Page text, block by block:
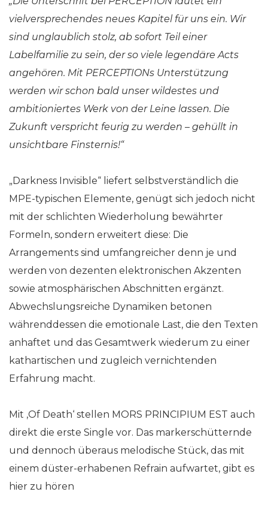
vielversprechendes neues Kapitel für uns ein. Wir
sind unglaublich stolz, ab sofort Teil einer
Labelfamilie zu sein, der so viele legendäre Acts
angehören. Mit PERCEPTIONs Unterstützung
werden wir schon bald unser wildestes und
ambitioniertes Werk von der Leine lassen. Die
Zukunft verspricht feurig zu werden – gehüllt in
unsichtbare Finsternis!“
„Darkness Invisible“ liefert selbstverständlich die
MPE-typischen Elemente, genügt sich jedoch nicht
mit der schlichten Wiederholung bewährter
Formeln, sondern erweitert diese: Die
Arrangements sind umfangreicher denn je und
werden von dezenten elektronischen Akzenten
sowie atmosphärischen Abschnitten ergänzt.
Abwechslungsreiche Dynamiken betonen
währenddessen die emotionale Last, die den Texten
anhaftet und das Gesamtwerk wiederum zu einer
kathartischen und zugleich vernichtenden
Erfahrung macht.
Mit ‚Of Death‘ stellen MORS PRINCIPIUM EST auch
direkt die erste Single vor. Das markerschütternde
und dennoch überaus melodische Stück, das mit
einem düster-erhabenen Refrain aufwartet, gibt es
hier zu hören